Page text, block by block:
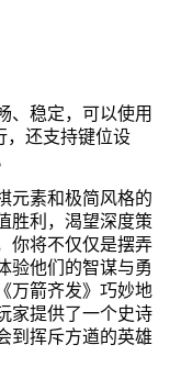
、稳定，可以使用
，还支持键位设
元素和极简风格的
胜利，渴望深度策
你将不仅仅是摆弄
验他们的智谋与勇
万箭齐发》巧妙地
家提供了一个史诗
到挥斥方遒的英雄